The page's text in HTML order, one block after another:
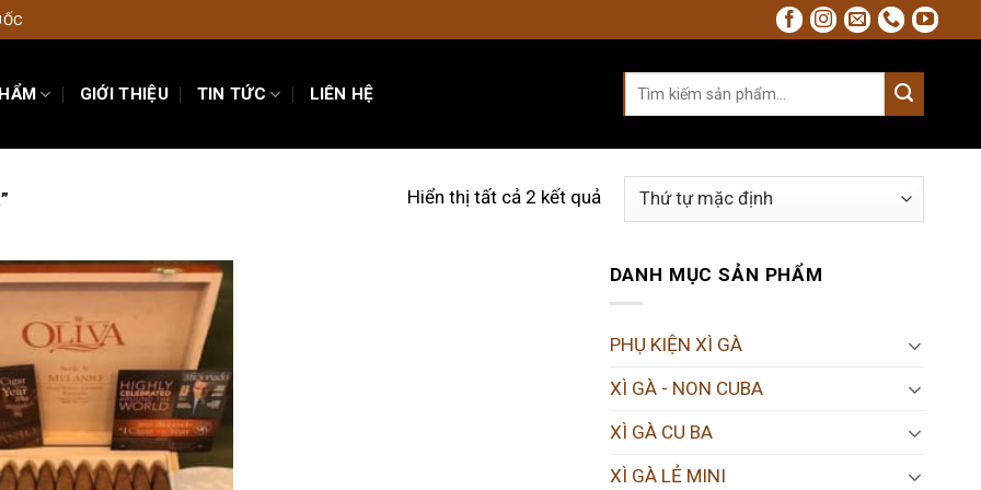
GIỚI THIỆU TIN TỨC LIÊN HỆ
kiếm:
Hiển thị tất cả 2 kết quả
DANH MỤC SẢN PHẨM
PHỤ KIỆN XÌ GÀ
XÌ GÀ - NON CUBA
XÌ GÀ CU BA
XÌ GÀ LẺ MINI